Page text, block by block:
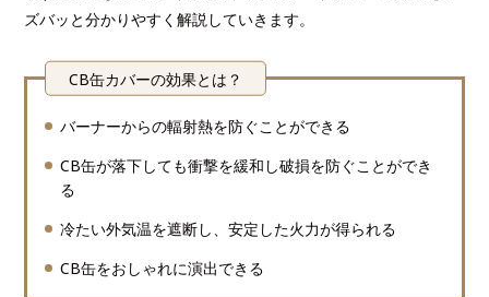
ズバッと分かりやすく解説していきます。
CB缶カバーの効果とは？
バーナーからの輻射熱を防ぐことができる
CB缶が落下しても衝撃を緩和し破損を防ぐことができ
る
冷たい外気温を遮断し、安定した火力が得られる
CB缶をおしゃれに演出できる